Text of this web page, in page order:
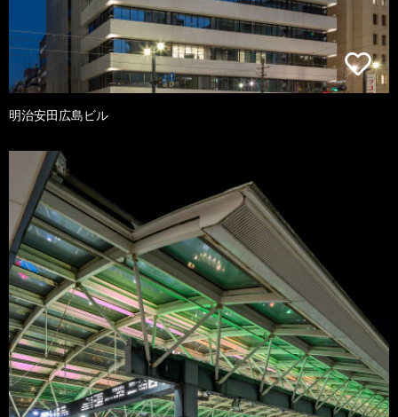
明治安田広島ビル